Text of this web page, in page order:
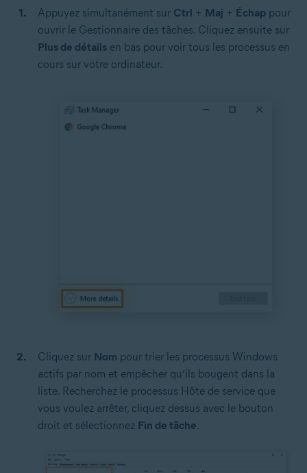
Appuyez simultanément sur Ctrl + Maj + Échap pour
ouvrir le Gestionnaire des tâches. Cliquez ensuite sur
Plus de détails en bas pour voir tous les processus en
cours sur votre ordinateur.
Cliquez sur Nom pour trier les processus Windows
actifs par nom et empêcher qu’ils bougent dans la
liste. Recherchez le processus Hôte de service que
vous voulez arrêter, cliquez dessus avec le bouton
droit et sélectionnez Fin de tâche.